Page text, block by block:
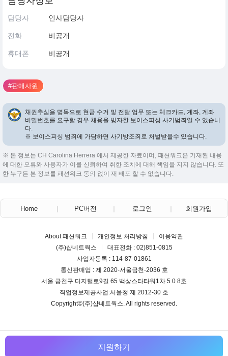
담당자 인사담당자
전화 비공개
휴대폰 비공개
#판매사원
채권추심을 명목으로 현금 수거 및 전달 업무 또는 체크카드, 계좌, 계좌
비밀번호를 요구할 경우 채용을 빙자한 보이스피싱 사기범죄일 수 있습니
다.
※ 보이스피싱 범죄에 가담하면 사기방조죄로 처벌받을수 있습니다.
※ 본 정보는 CH Carolina Herrera 에서 제공한 자료이며, 패션워크은 기재된 내용
에 대한 오류와 사용자가 이를 신뢰하여 취한 조치에 대해 책임을 지지 않습니다. 또
한 누구든 본 정보를 패션워크 동의 없이 재 배포 할 수 없습니다.
지원하기
Home PC버전 로그인 회원가입
About 패션워크 개인정보 처리방침
이용약관
(주)샵네트웍스
대표전화 : 02)851-0815
사업자등록 : 114-87-01861
통신판매업 : 제 2020-서울금천-2036 호
서울 금천구 디지털로9길 65 백상스타타워1차 5 0 8호
직업정보제공사업:서울청 제 2012-30 호
Copyright©(주)샵네트웍스. All rights reserved.